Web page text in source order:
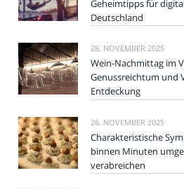
Geheimtipps für
Deutschland
28. NOVEMBER 2025
Wein-Nachmittag im
Genussreichtum und
Entdeckung
26. NOVEMBER 2025
Charakteristische
binnen Minuten
verabreichen